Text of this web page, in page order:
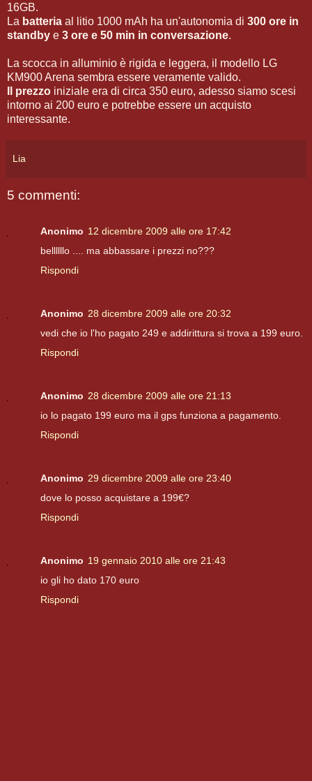
16GB.
La batteria al litio 1000 mAh ha un'autonomia di 300 ore in
standby e 3 ore e 50 min in conversazione.
La scocca in alluminio è rigida e leggera, il modello LG
KM900 Arena sembra essere veramente valido.
Il prezzo iniziale era di circa 350 euro, adesso siamo scesi
intorno ai 200 euro e potrebbe essere un acquisto
interessante.
Lia
5 commenti:
Anonimo 12 dicembre 2009 alle ore 17:42
bellllllo .... ma abbassare i prezzi no???
Rispondi
Anonimo 28 dicembre 2009 alle ore 20:32
vedi che io l'ho pagato 249 e addirittura si trova a 199 euro.
Rispondi
Anonimo 28 dicembre 2009 alle ore 21:13
io lo pagato 199 euro ma il gps funziona a pagamento.
Rispondi
Anonimo 29 dicembre 2009 alle ore 23:40
dove lo posso acquistare a 199€?
Rispondi
Anonimo 19 gennaio 2010 alle ore 21:43
io gli ho dato 170 euro
Rispondi